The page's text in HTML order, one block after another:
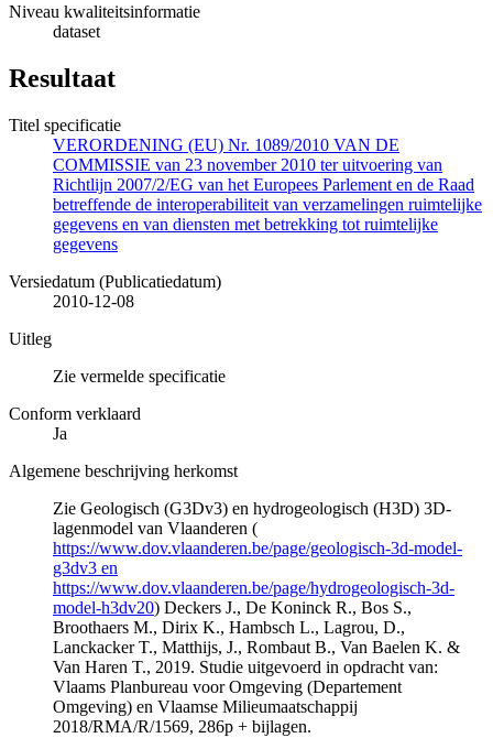
Niveau kwaliteitsinformatie
dataset
Resultaat
Titel specificatie
VERORDENING (EU) Nr. 1089/2010 VAN DE
COMMISSIE van 23 november 2010 ter uitvoering van
Richtlijn 2007/2/EG van het Europees Parlement en de Raad
betreffende de interoperabiliteit van verzamelingen ruimtelijke
gegevens en van diensten met betrekking tot ruimtelijke
gegevens
Versiedatum (Publicatiedatum)
2010-12-08
Uitleg
Zie vermelde specificatie
Conform verklaard
Ja
Algemene beschrijving herkomst
Zie Geologisch (G3Dv3) en hydrogeologisch (H3D) 3D-
lagenmodel van Vlaanderen (
https://www.dov.vlaanderen.be/page/geologisch-3d-model-
g3dv3 en
https://www.dov.vlaanderen.be/page/hydrogeologisch-3d-
model-h3dv20) Deckers J., De Koninck R., Bos S.,
Broothaers M., Dirix K., Hambsch L., Lagrou, D.,
Lanckacker T., Matthijs, J., Rombaut B., Van Baelen K. &
Van Haren T., 2019. Studie uitgevoerd in opdracht van:
Vlaams Planbureau voor Omgeving (Departement
Omgeving) en Vlaamse Milieumaatschappij
2018/RMA/R/1569, 286p + bijlagen.